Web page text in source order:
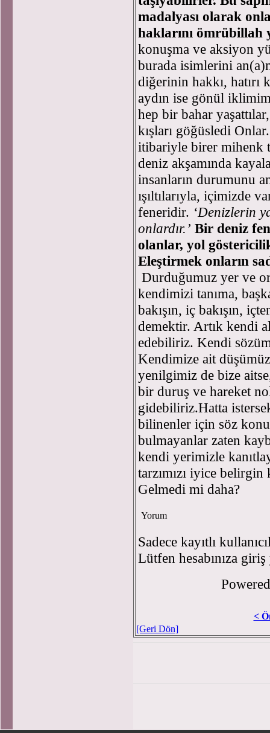
madalyası olarak
haklarını
konuşma ve aksiyon
burada isimlerini
diğerinin hakkı, hatırı
aydın ise gönül
hep bir bahar
kışları göğüsledi
itibariyle birer mihenk
deniz akşamında
insanların durumunu
ışıltılarıyla, içimizde
feneridir. ‘Denizlerin
onlardır.’ Bir deniz
olanlar, yol
Eleştirmek onların
Durduğumuz yer ve
kendimizi tanıma,
bakışın, iç bakışın,
demektir. Artık kendi
edebiliriz. Kendi
Kendimize ait
yenilgimiz de bize
bir duruş ve hareket
gidebiliriz.Hatta
bilinenler için söz
bulmayanlar zaten
kendi yerimizle
tarzımızı iyice
Gelmedi mi daha?
Yorum
Sadece kayıtlı
Lütfen hesabınıza
<
[Geri Dön]